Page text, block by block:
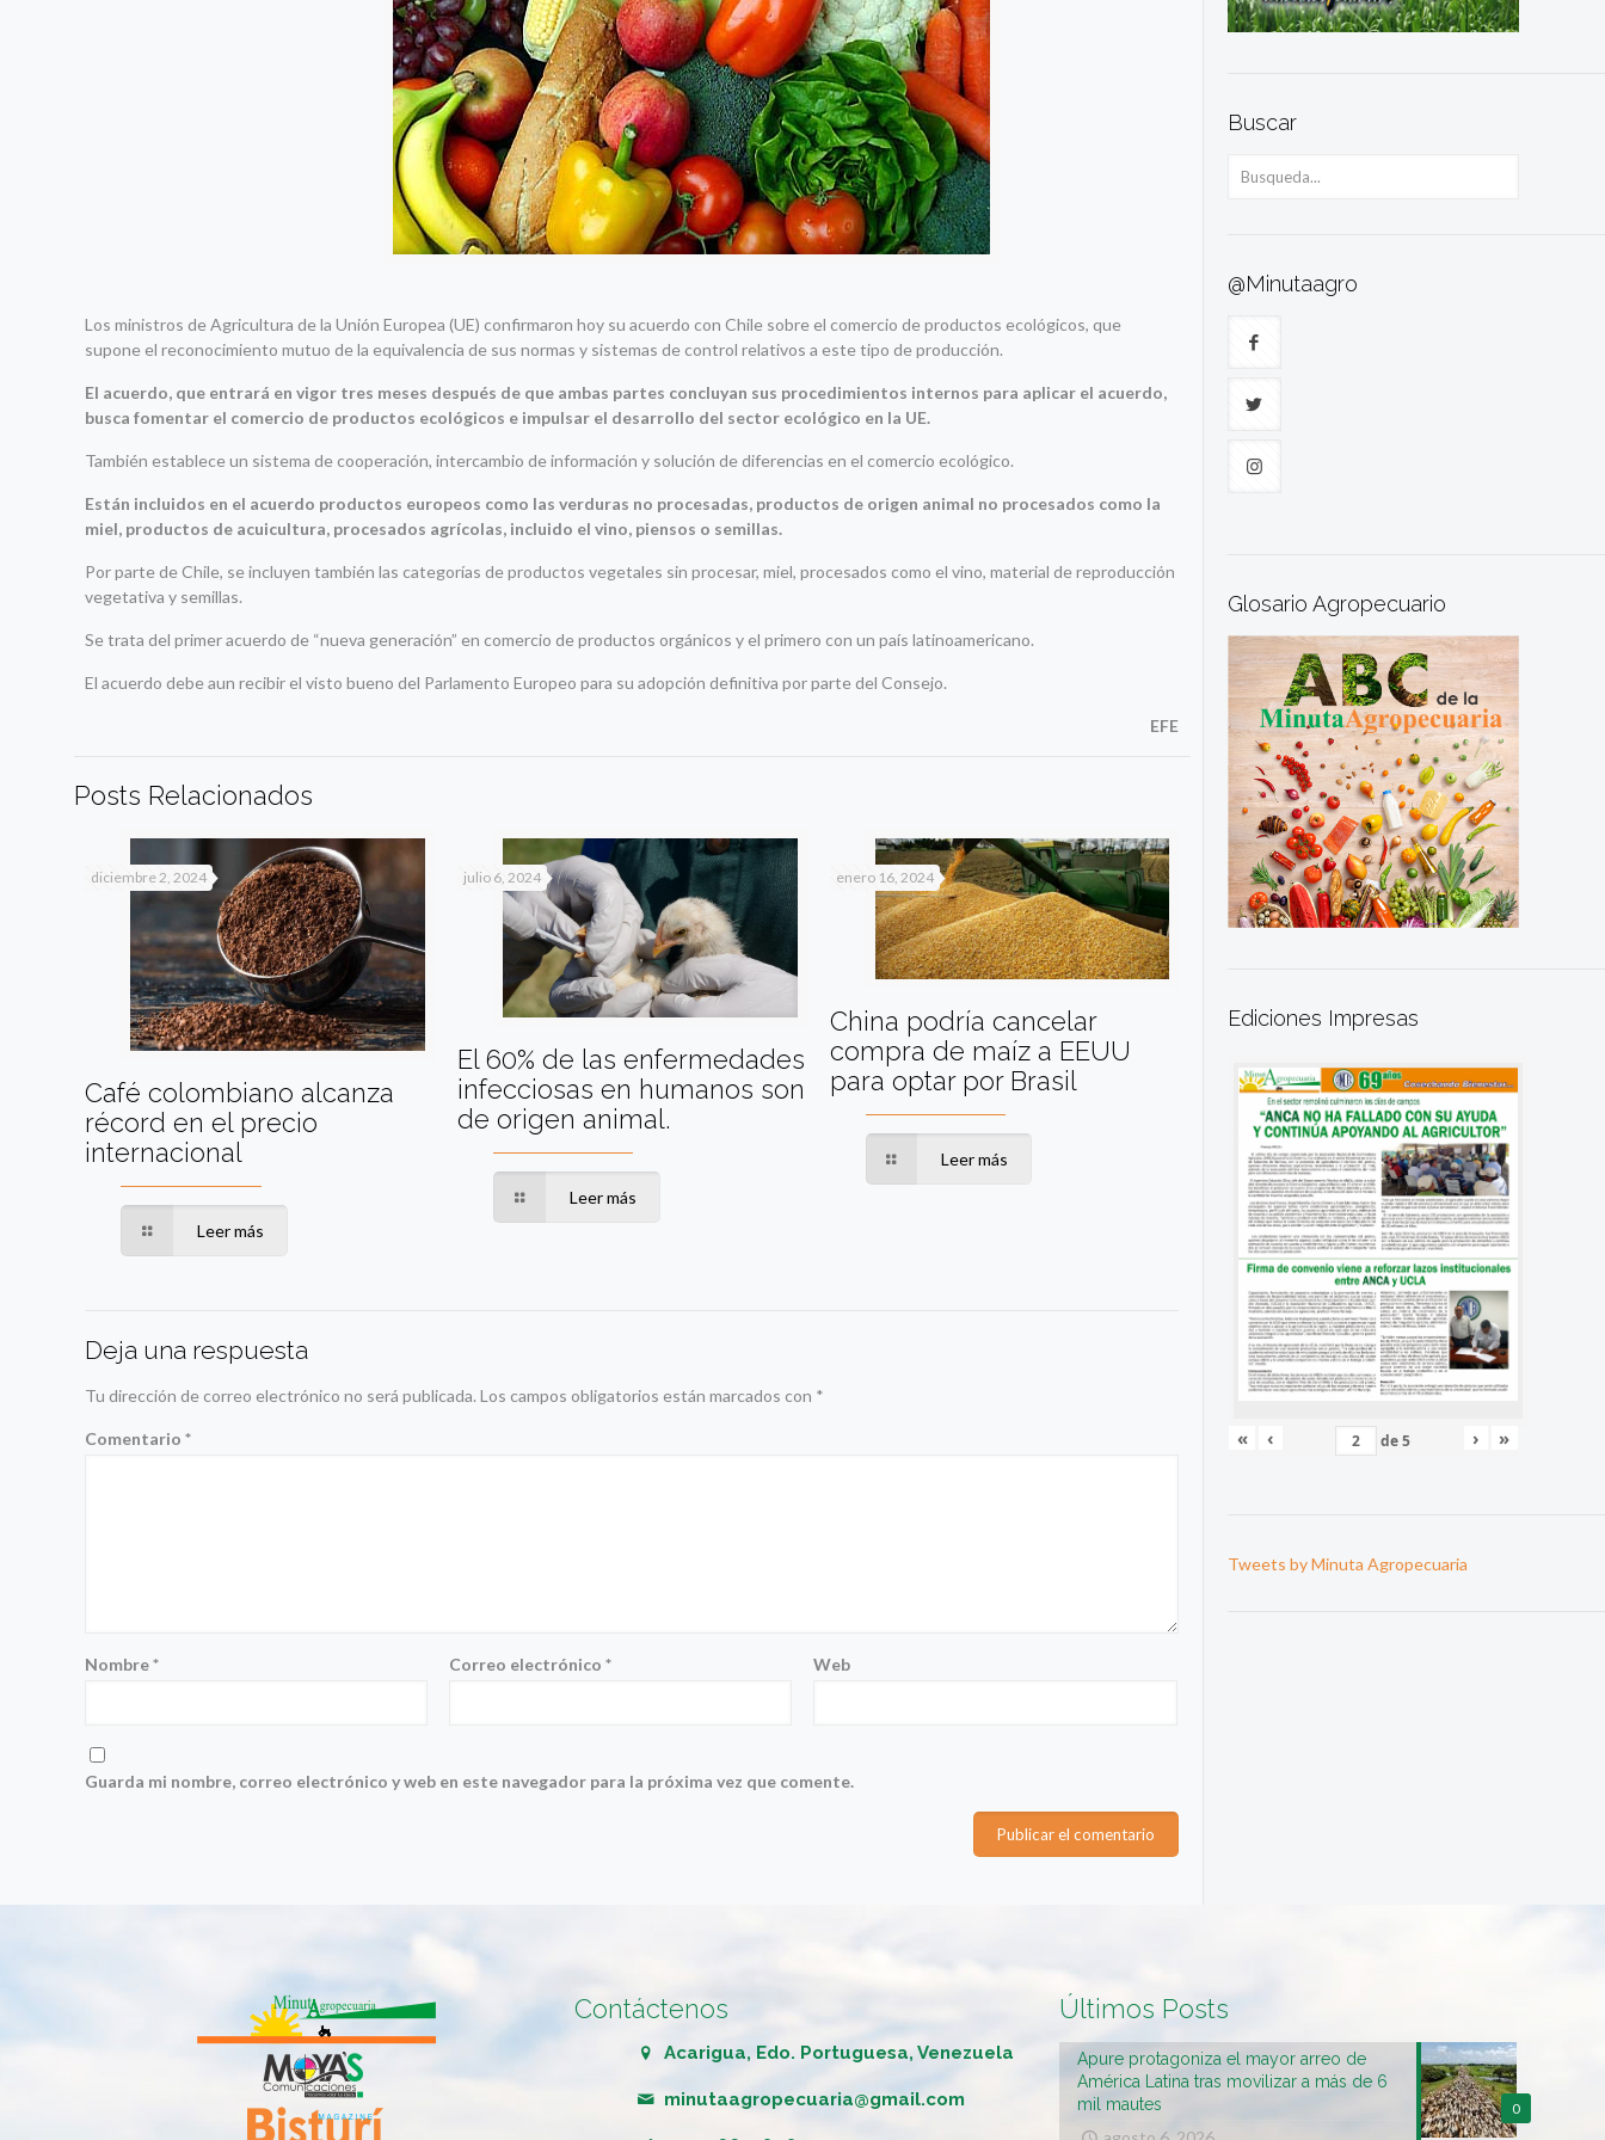
Los ministros de Agricultura de la Unión Europea (UE) confirmaron hoy su acuerdo con Chile sobre el comercio de productos ecológicos, que
supone el reconocimiento mutuo de la equivalencia de sus normas y sistemas de control relativos a este tipo de producción.
El acuerdo, que entrará en vigor tres meses después de que ambas partes concluyan sus procedimientos internos para aplicar el acuerdo,
busca fomentar el comercio de productos ecológicos e impulsar el desarrollo del sector ecológico en la UE.
También establece un sistema de cooperación, intercambio de información y solución de diferencias en el comercio ecológico.
Están incluidos en el acuerdo productos europeos como las verduras no procesadas, productos de origen animal no procesados como la
miel, productos de acuicultura, procesados agrícolas, incluido el vino, piensos o semillas.
Por parte de Chile, se incluyen también las categorías de productos vegetales sin procesar, miel, procesados como el vino, material de reproducción
vegetativa y semillas.
Se trata del primer acuerdo de “nueva generación” en comercio de productos orgánicos y el primero con un país latinoamericano.
El acuerdo debe aun recibir el visto bueno del Parlamento Europeo para su adopción definitiva por parte del Consejo.
EFE
Posts Relacionados
diciembre 2, 2024
Café colombiano alcanza
récord en el precio
internacional
Leer más
julio 6, 2024
El 60% de las enfermedades
infecciosas en humanos son
de origen animal.
Leer más
enero 16, 2024
China podría cancelar
compra de maíz a EEUU
para optar por Brasil
Leer más
Deja una respuesta
Tu dirección de correo electrónico no será publicada. Los campos obligatorios están marcados con *
Comentario*
Nombre* Correo electrónico* Web
Guarda mi nombre, correo electrónico y web en este navegador para la próxima vez que comente.
Buscar
@Minutaagro
Glosario Agropecuario
Ediciones Impresas
« ‹ de5 › »
Tweets by Minuta Agropecuaria
Contáctenos
Acarigua, Edo. Portuguesa, Venezuela
minutaagropecuaria@gmail.com
Últimos Posts
0
Apure protagoniza el mayor arreo de
América Latina tras movilizar a más de 6
mil mautes